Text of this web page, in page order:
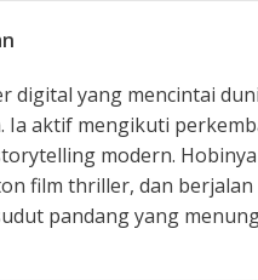
digital yang mencintai
Ia aktif mengikuti
modern.
film thriller, dan berjalan
pandang yang